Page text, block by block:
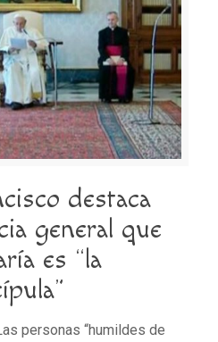
destaca
general que
es “la
personas “humildes de